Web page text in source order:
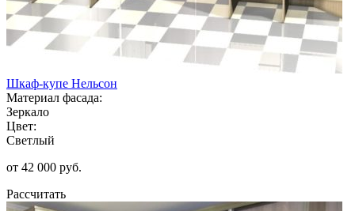
Шкаф-купе Нельсон
Материал фасада:
Зеркало
Цвет:
Светлый
от 42 000 руб.
Рассчитать